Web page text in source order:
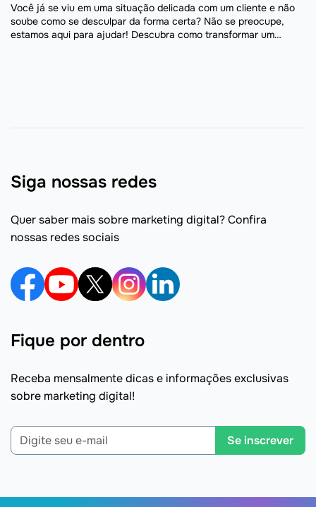
Você já se viu em uma situação delicada com um cliente e não
soube como se desculpar da forma certa? Não se preocupe,
estamos aqui para ajudar! Descubra como transformar um
Siga nossas redes
Quer saber mais sobre marketing digital? Confira
nossas redes sociais
Fique por dentro
Receba mensalmente dicas e informações exclusivas
sobre marketing digital!
Se inscrever